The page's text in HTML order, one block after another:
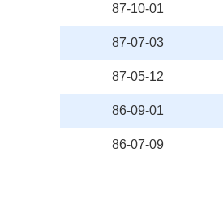
87-10-01
87-07-03
87-05-12
86-09-01
86-07-09